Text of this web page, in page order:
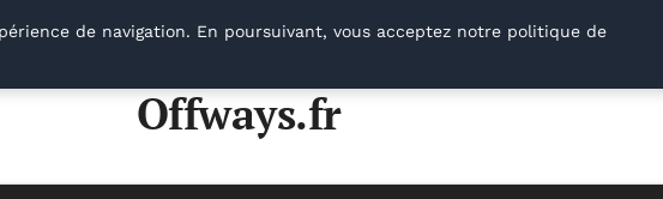
Offways.fr
de navigation. En poursuivant, vous acceptez notre politique de